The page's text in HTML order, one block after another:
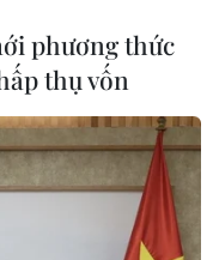
suýtphương thức
thụ vốn